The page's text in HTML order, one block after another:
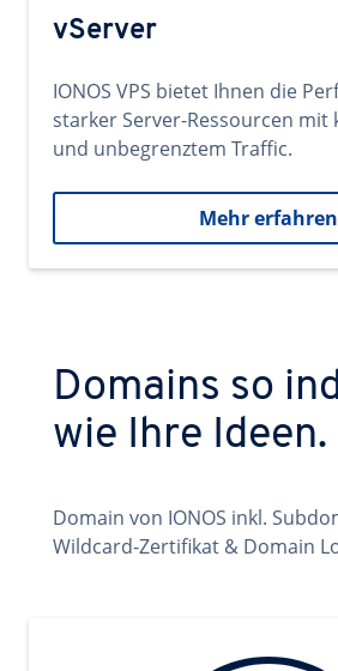
vServer
IONOS VPS bietet Ihnen die
starker Server-Ressourcen mit
und unbegrenztem Traffic.
Mehr erfahren
Domains so
wie Ihre Ideen.
Domain von IONOS inkl.
Wildcard-Zertifikat & Domain